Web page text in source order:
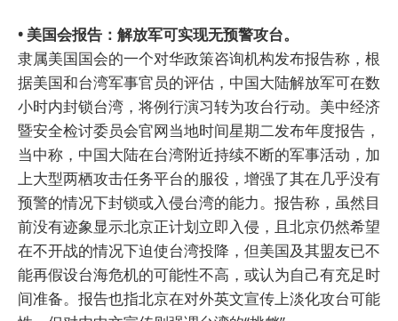
• 美国会报告：解放军可实现无预警攻台。
隶属美国国会的一个对华政策咨询机构发布报告称，根
据美国和台湾军事官员的评估，中国大陆解放军可在数
小时内封锁台湾，将例行演习转为攻台行动。美中经济
暨安全检讨委员会官网当地时间星期二发布年度报告，
当中称，中国大陆在台湾附近持续不断的军事活动，加
上大型两栖攻击任务平台的服役，增强了其在几乎没有
预警的情况下封锁或入侵台湾的能力。报告称，虽然目
前没有迹象显示北京正计划立即入侵，且北京仍然希望
在不开战的情况下迫使台湾投降，但美国及其盟友已不
能再假设台海危机的可能性不高，或认为自己有充足时
间准备。报告也指北京在对外英文宣传上淡化攻台可能